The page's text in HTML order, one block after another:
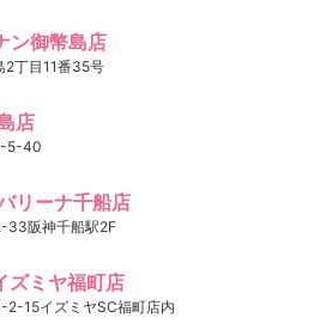
ン御幣島店
2丁目11番35号
店
5-40
リーナ千船店
33阪神千船駅2F
ズミヤ福町店
2-15イズミヤSC福町店内